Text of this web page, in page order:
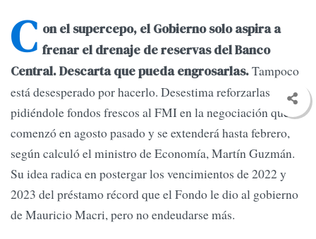
C on el supercepo, el Gobierno solo aspira a
frenar el drenaje de reservas del Banco
Central. Descarta que pueda engrosarlas.Tampoco
está desesperado por hacerlo. Desestima reforzarlas
pidiéndole fondos frescos al FMI en la negociación que
comenzó en agosto pasado y se extenderá hasta febrero,
según calculó el ministro de Economía, Martín Guzmán.
Su idea radica en postergar los vencimientos de 2022 y
2023 del préstamo récord que el Fondo le dio al gobierno
de Mauricio Macri, pero no endeudarse más.